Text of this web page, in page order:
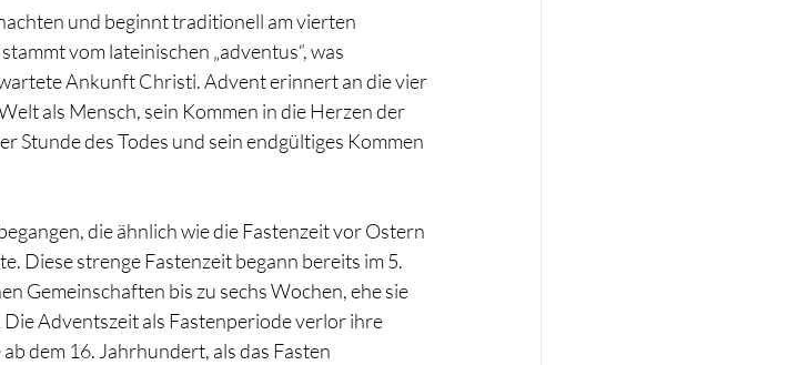
und beginnt traditionell am vierten
vom lateinischen „adventus“, was
Ankunft Christi. Advent erinnert an die vier
als Mensch, sein Kommen in die Herzen der
Stunde des Todes und sein endgültiges Kommen
die ähnlich wie die Fastenzeit vor Ostern
Diese strenge Fastenzeit begann bereits im 5.
Gemeinschaften bis zu sechs Wochen, ehe sie
Adventszeit als Fastenperiode verlor ihre
dem 16. Jahrhundert, als das Fasten